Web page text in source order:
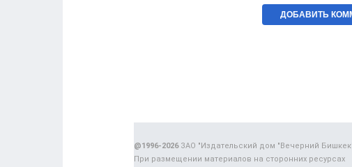
@1996-2026ЗАО "Издательский дом "Вечерний
При размещении материалов на сторонних ресурсах